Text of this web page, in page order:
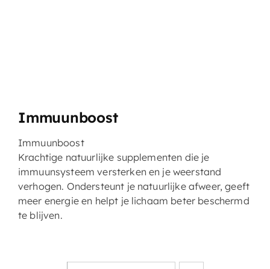
Immuunboost
Immuunboost
Krachtige natuurlijke supplementen die je
immuunsysteem versterken en je weerstand
verhogen. Ondersteunt je natuurlijke afweer, geeft
meer energie en helpt je lichaam beter beschermd
te blijven.